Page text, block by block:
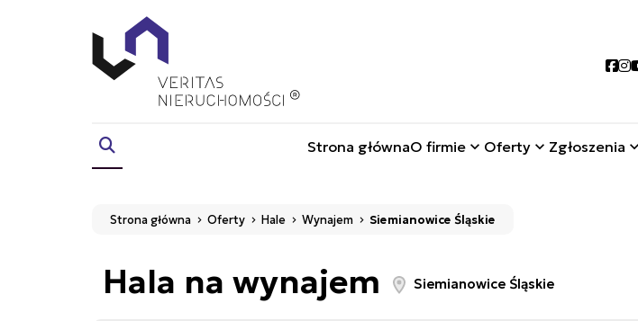
Strona głównaO firmie Oferty Zgłoszenia
Strona główna Oferty Hale Wynajem Siemianowice Śląskie
Hala na wynajem Siemianowice Śląskie